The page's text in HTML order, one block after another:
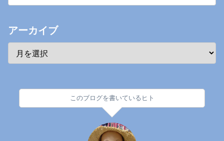
アーカイブ
このブログを書いているヒト